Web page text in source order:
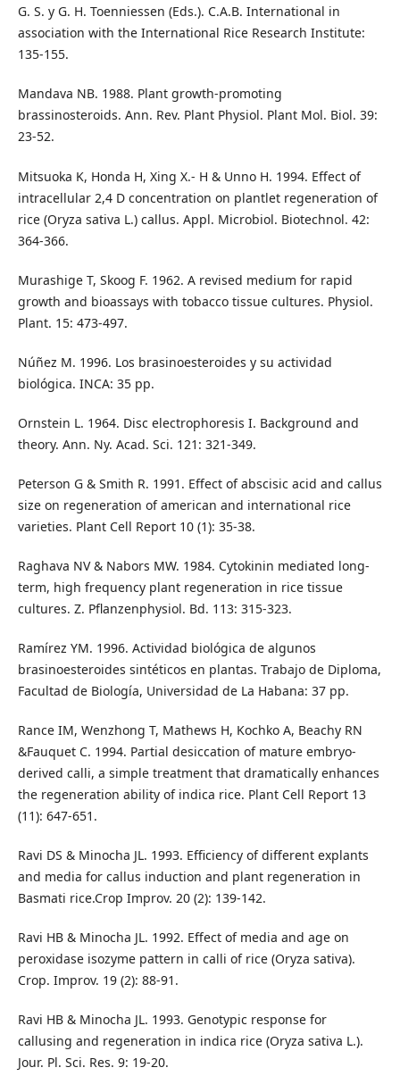
G. S. y G. H. Toenniessen (Eds.). C.A.B. International in
association with the International Rice Research Institute:
135-155.
Mandava NB. 1988. Plant growth-promoting
brassinosteroids. Ann. Rev. Plant Physiol. Plant Mol. Biol. 39:
23-52.
Mitsuoka K, Honda H, Xing X.- H & Unno H. 1994. Effect of
intracellular 2,4 D concentration on plantlet regeneration of
rice (Oryza sativa L.) callus. Appl. Microbiol. Biotechnol. 42:
364-366.
Murashige T, Skoog F. 1962. A revised medium for rapid
growth and bioassays with tobacco tissue cultures. Physiol.
Plant. 15: 473-497.
Núñez M. 1996. Los brasinoesteroides y su actividad
biológica. INCA: 35 pp.
Ornstein L. 1964. Disc electrophoresis I. Background and
theory. Ann. Ny. Acad. Sci. 121: 321-349.
Peterson G & Smith R. 1991. Effect of abscisic acid and callus
size on regeneration of american and international rice
varieties. Plant Cell Report 10 (1): 35-38.
Raghava NV & Nabors MW. 1984. Cytokinin mediated long-
term, high frequency plant regeneration in rice tissue
cultures. Z. Pflanzenphysiol. Bd. 113: 315-323.
Ramírez YM. 1996. Actividad biológica de algunos
brasinoesteroides sintéticos en plantas. Trabajo de Diploma,
Facultad de Biología, Universidad de La Habana: 37 pp.
Rance IM, Wenzhong T, Mathews H, Kochko A, Beachy RN
&Fauquet C. 1994. Partial desiccation of mature embryo-
derived calli, a simple treatment that dramatically enhances
the regeneration ability of indica rice. Plant Cell Report 13
(11): 647-651.
Ravi DS & Minocha JL. 1993. Efficiency of different explants
and media for callus induction and plant regeneration in
Basmati rice.Crop Improv. 20 (2): 139-142.
Ravi HB & Minocha JL. 1992. Effect of media and age on
peroxidase isozyme pattern in calli of rice (Oryza sativa).
Crop. Improv. 19 (2): 88-91.
Ravi HB & Minocha JL. 1993. Genotypic response for
callusing and regeneration in indica rice (Oryza sativa L.).
Jour. Pl. Sci. Res. 9: 19-20.